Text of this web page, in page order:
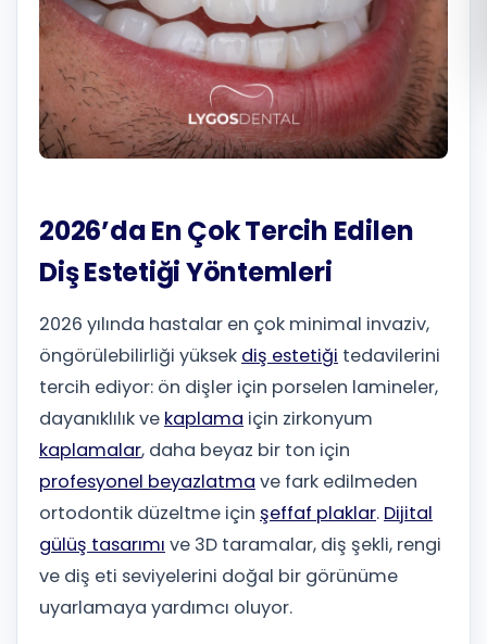
2026’da En Çok Tercih Edilen
Diş Estetiği Yöntemleri
2026 yılında hastalar en çok minimal invaziv,
öngörülebilirliği yüksek diş estetiği tedavilerini
tercih ediyor: ön dişler için porselen lamineler,
dayanıklılık ve kaplama için zirkonyum
kaplamalar, daha beyaz bir ton için
profesyonel beyazlatma ve fark edilmeden
ortodontik düzeltme için şeffaf plaklar. Dijital
gülüş tasarımı ve 3D taramalar, diş şekli, rengi
ve diş eti seviyelerini doğal bir görünüme
uyarlamaya yardımcı oluyor.